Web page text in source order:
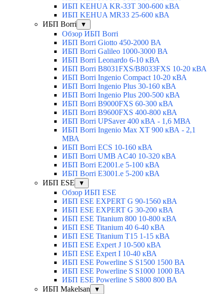
ИБП KEHUA KR-33T 300-600 кВА
ИБП KEHUA MR33 25-600 кВА
ИБП Borri
▼
Обзор ИБП Borri
ИБП Borri Giotto 450-2000 ВА
ИБП Borri Galileo 1000-3000 ВА
ИБП Borri Leonardo 6-10 кВА
ИБП Borri B8031FXS/B8033FXS 10-20 кВА
ИБП Borri Ingenio Compact 10-20 кВА
ИБП Borri Ingenio Plus 30-160 кВА
ИБП Borri Ingenio Plus 200-500 кВА
ИБП Borri B9000FXS 60-300 кВА
ИБП Borri B9600FXS 400-800 кВА
ИБП Borri UPSaver 400 кВА - 1,6 МВА
ИБП Borri Ingenio Max XT 900 кВА - 2,1
МВА
ИБП Borri ECS 10-160 кВА
ИБП Borri UMB AC40 10-320 кВА
ИБП Borri E2001.e 5-100 кВА
ИБП Borri E3001.e 5-200 кВА
ИБП ESE
▼
Обзор ИБП ESE
ИБП ESE EXPERT G 90-1560 кВА
ИБП ESE EXPERT G 30-200 кВА
ИБП ESE Titanium 800 10-800 кВА
ИБП ESE Titanium 40 6-40 кВА
ИБП ESE Titanium T15 1-15 кВА
ИБП ESE Expert J 10-500 кВА
ИБП ESE Expert I 10-40 кВА
ИБП ESE Powerline S S1500 1500 ВА
ИБП ESE Powerline S S1000 1000 ВА
ИБП ESE Powerline S S800 800 ВА
ИБП Makelsan
▼